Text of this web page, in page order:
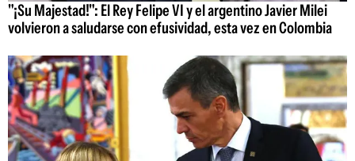
"¡Su Majestad!": El Rey Felipe VI y el argentino Javier Milei
volvieron a saludarse con efusividad, esta vez en Colombia